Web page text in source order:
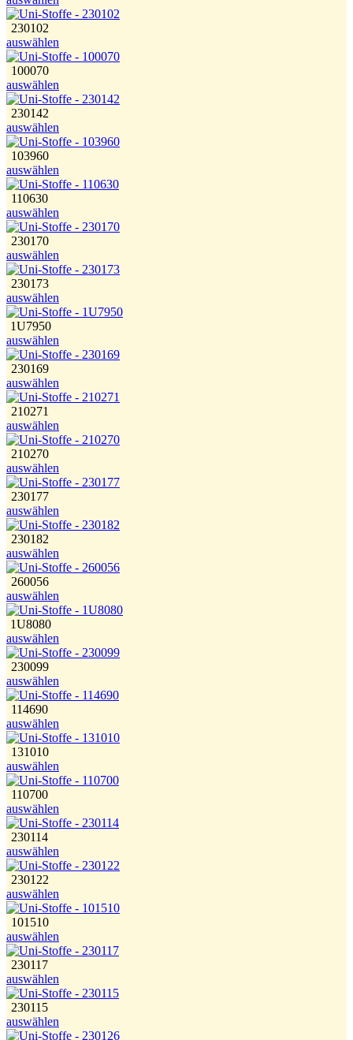
230102
auswählen
100070
auswählen
230142
auswählen
103960
auswählen
110630
auswählen
230170
auswählen
230173
auswählen
1U7950
auswählen
230169
auswählen
210271
auswählen
210270
auswählen
230177
auswählen
230182
auswählen
260056
auswählen
1U8080
auswählen
230099
auswählen
114690
auswählen
131010
auswählen
110700
auswählen
230114
auswählen
230122
auswählen
101510
auswählen
230117
auswählen
230115
auswählen